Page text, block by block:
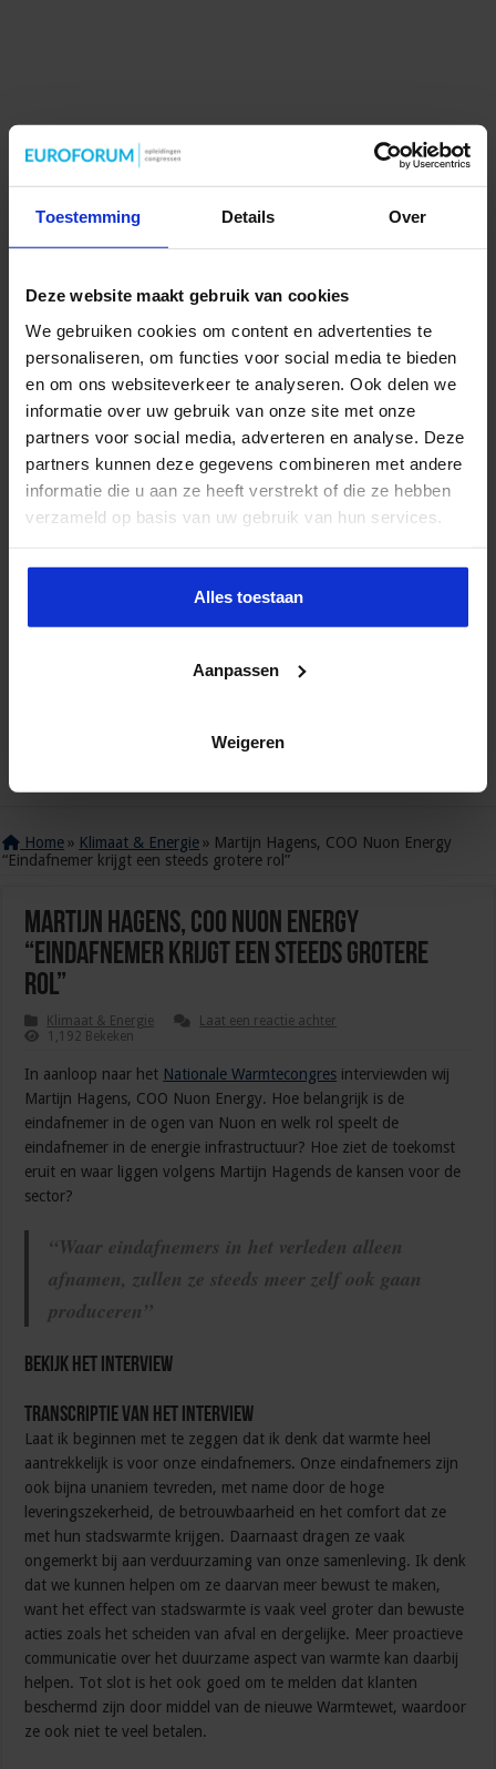
Toestemming Details Over
Deze website maakt gebruik van cookies
We gebruiken cookies om content en advertenties te
personaliseren, om functies voor social media te bieden
en om ons websiteverkeer te analyseren. Ook delen we
informatie over uw gebruik van onze site met onze
partners voor social media, adverteren en analyse. Deze
partners kunnen deze gegevens combineren met andere
informatie die u aan ze heeft verstrekt of die ze hebben
verzameld op basis van uw gebruik van hun services.
Alles toestaan
Aanpassen
Weigeren
Home » Klimaat & Energie » Martijn Hagens, COO Nuon Energy
“Eindafnemer krijgt een steeds grotere rol”
Martijn Hagens, COO Nuon Energy
“Eindafnemer krijgt een steeds grotere
rol”
Klimaat & Energie
Laat een reactie achter
1,192 Bekeken
In aanloop naar het Nationale Warmtecongres interviewden wij
Martijn Hagens, COO Nuon Energy. Hoe belangrijk is de
eindafnemer in de ogen van Nuon en welk rol speelt de
eindafnemer in de energie infrastructuur? Hoe ziet de toekomst
eruit en waar liggen volgens Martijn Hagends de kansen voor de
sector?
“Waar eindafnemers in het verleden alleen
afnamen, zullen ze steeds meer zelf ook gaan
produceren”
Bekijk het interview
Transcriptie van het interview
Laat ik beginnen met te zeggen dat ik denk dat warmte heel
aantrekkelijk is voor onze eindafnemers. Onze eindafnemers zijn
ook bijna unaniem tevreden, met name door de hoge
leveringszekerheid, de betrouwbaarheid en het comfort dat ze
met hun stadswarmte krijgen. Daarnaast dragen ze vaak
ongemerkt bij aan verduurzaming van onze samenleving. Ik denk
dat we kunnen helpen om ze daarvan meer bewust te maken,
want het effect van stadswarmte is vaak veel groter dan bewuste
acties zoals het scheiden van afval en dergelijke. Meer proactieve
communicatie over het duurzame aspect van warmte kan daarbij
helpen. Tot slot is het ook goed om te melden dat klanten
beschermd zijn door middel van de nieuwe Warmtewet, waardoor
ze ook niet te veel betalen.